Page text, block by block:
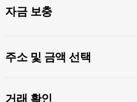
자금 보충
주소 및 금액 선택
거래 확인